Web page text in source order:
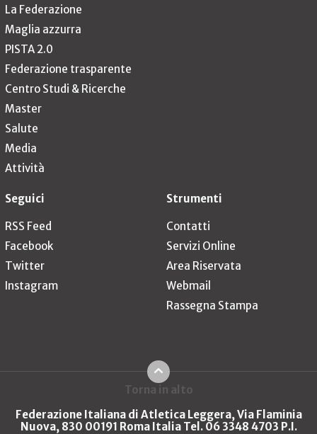
La Federazione
Maglia azzurra
PISTA 2.0
Federazione trasparente
Centro Studi & Ricerche
Master
Salute
Media
Attività
Seguici
RSS Feed
Facebook
Twitter
Instagram
Strumenti
Contatti
Servizi Online
Area Riservata
Webmail
Rassegna Stampa
Torna in alto
Federazione Italiana di Atletica Leggera, Via Flaminia
Nuova, 830 00191 Roma Italia Tel. 06 3348 4703 P.I.